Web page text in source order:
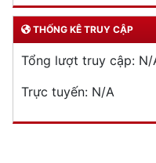
THỐNG KÊ TRUY CẬP
Tổng lượt truy cập: N/
Trực tuyến: N/A